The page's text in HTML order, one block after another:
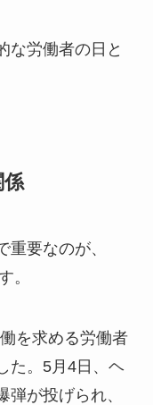
な労働者の日と
要なのが、
。
を求める労働者
た。5月4日、ヘ
が投げられ、